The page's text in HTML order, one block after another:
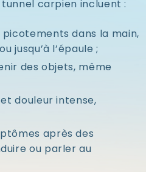
carpien incluent :
dans la main,
jusqu’à l’épaule ;
des objets, même
douleur intense,
après des
ou parler au